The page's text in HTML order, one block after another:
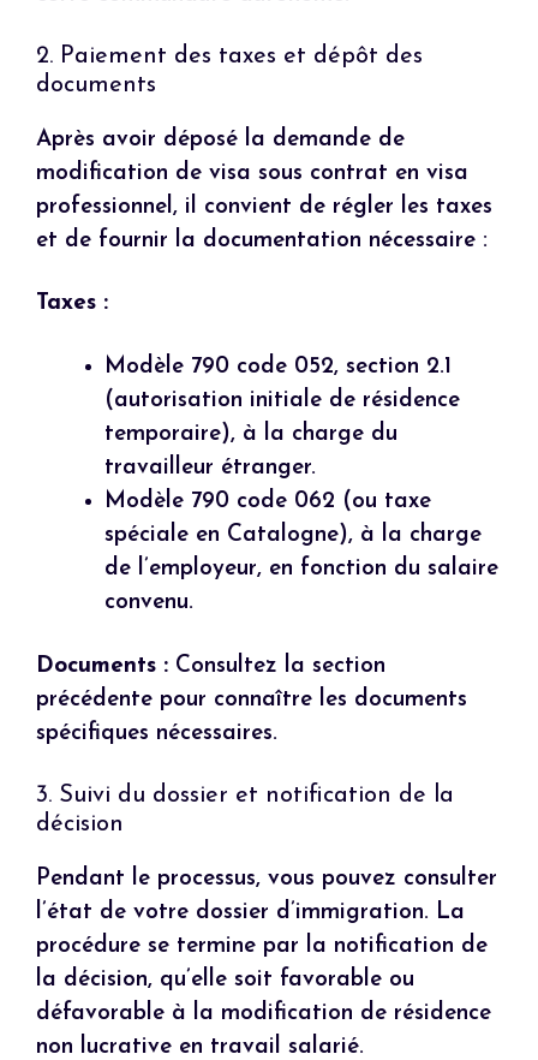
2. Paiement des taxes et dépôt des
documents
Après avoir déposé la demande de
modification de visa sous contrat en visa
professionnel, il convient de régler les taxes
et de fournir la documentation nécessaire :
Taxes :
Modèle 790 code 052, section 2.1
(autorisation initiale de résidence
temporaire), à la charge du
travailleur étranger.
Modèle 790 code 062 (ou taxe
spéciale en Catalogne), à la charge
de l’employeur, en fonction du salaire
convenu.
Documents : Consultez la section
précédente pour connaître les documents
spécifiques nécessaires.
3. Suivi du dossier et notification de la
décision
Pendant le processus, vous pouvez consulter
l’état de votre dossier d’immigration. La
procédure se termine par la notification de
la décision, qu’elle soit favorable ou
défavorable à la modification de résidence
non lucrative en travail salarié.